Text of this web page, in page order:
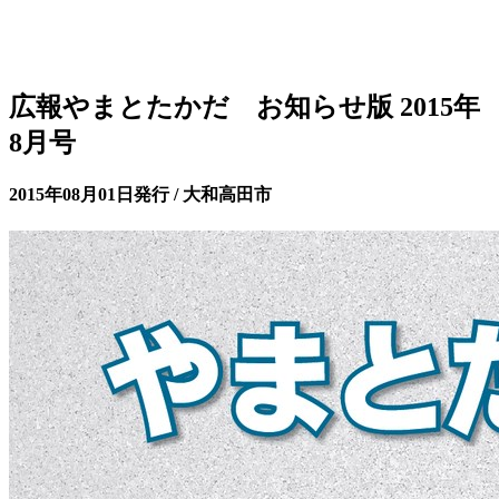
広報やまとたかだ お知らせ版 2015年
8月号
2015年08月01日発行 / 大和高田市